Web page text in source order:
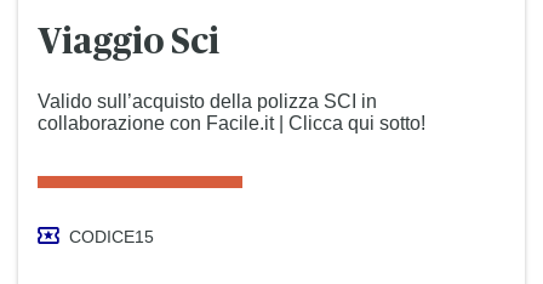
Viaggio Sci
Valido sull’acquisto della polizza SCI in
collaborazione con Facile.it | Clicca qui sotto!
CODICE15